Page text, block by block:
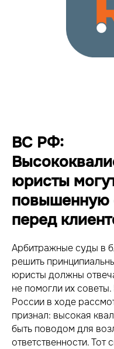
ВС РФ:
юристы
повышенную
перед
Арбитражные суды в
решить
юристы должны
не помогли их
России в ходе
признал: высокая
быть поводом для
ответственности. Тот